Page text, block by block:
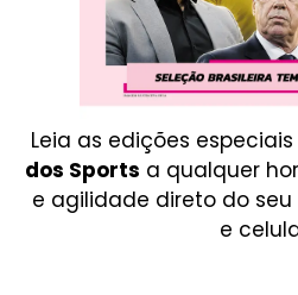
Leia as edições
dos Sports a qualquer
e agilidade direto do
e